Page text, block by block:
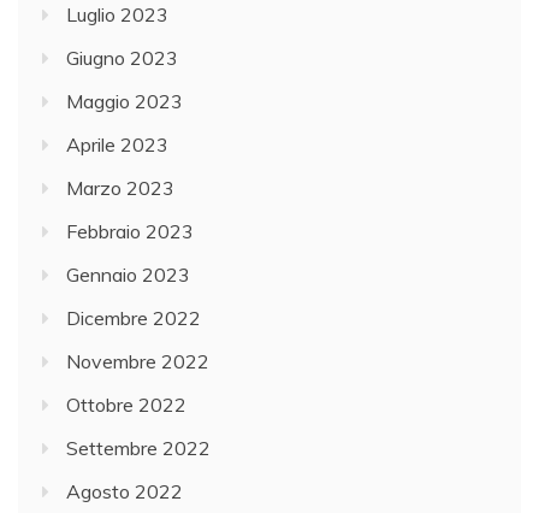
Luglio 2023
Giugno 2023
Maggio 2023
Aprile 2023
Marzo 2023
Febbraio 2023
Gennaio 2023
Dicembre 2022
Novembre 2022
Ottobre 2022
Settembre 2022
Agosto 2022